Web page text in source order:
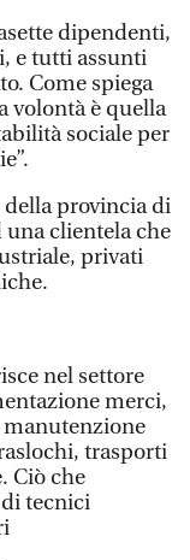
dipendenti,
e tutti assunti
Come spiega
volontà è quella
sociale per
della provincia di
clientela che
privati
nel settore
merci,
trasporti
Ciò che
di tecnici